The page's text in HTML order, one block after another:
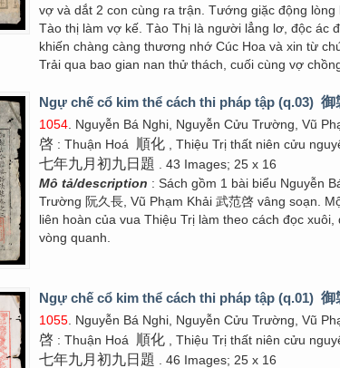
vợ và dắt 2 con cùng ra trận. Tướng giặc động lòng
Tào thị làm vợ kế. Tào Thị là người lẳng lơ, độc ác
khiến chàng càng thương nhớ Cúc Hoa và xin từ
Trải qua bao gian nan thử thách, cuối cùng vợ
Ngự chế cổ kim thể cách thi pháp tập (q.03) 御
1054 . Nguyễn Bá Nghi, Nguyễn Cửu Trường, Vũ
啓 : Thuận Hoá 順化 , Thiệu Trị thất niên cửu
七年九月初九日題
. 43 Images; 25 x 16
Mô tả/description : Sách gồm 1 bài biểu Nguyễn
Trường 阮久長, Vũ Phạm Khải 武范啓 vâng soạn.
liên hoàn của vua Thiệu Trị làm theo cách đọc
vòng quanh.
Ngự chế cổ kim thể cách thi pháp tập (q.01) 御
1055 . Nguyễn Bá Nghi, Nguyễn Cửu Trường, Vũ
啓 : Thuận Hoá 順化 , Thiệu Trị thất niên cửu
七年九月初九日題
. 46 Images; 25 x 16